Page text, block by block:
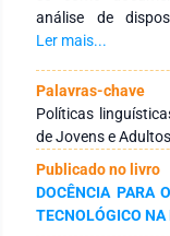
análise de
produções
bilíngue. Os
ocorrido
reconhecimento
educação
institucionais
permanência e
Observa-se,
Ler mais...
Palavras-chave
Políticas
de Jovens e
Publicado no livro
DOCÊNCIA PARA
TECNOLÓGICO NA